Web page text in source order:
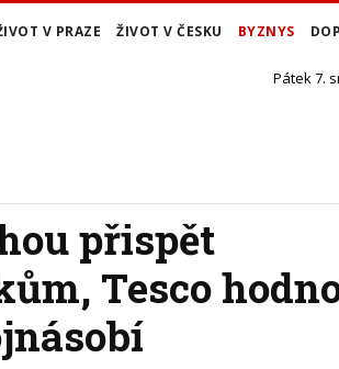
V PRAZE ŽIVOT V ČESKU BYZNYS
Pátek 7.
přispět
Tesco